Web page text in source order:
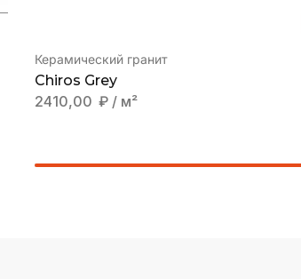
Керамический гранит
Chiros Grey
2410,00 ₽ / м²